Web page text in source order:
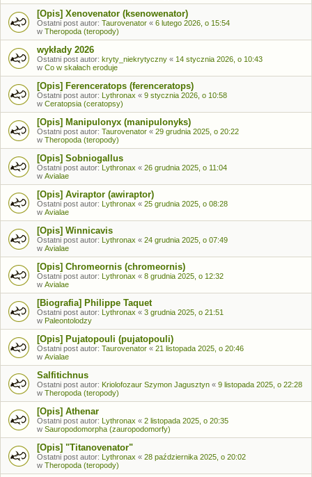
[Opis] Xenovenator (ksenowenator)
Ostatni post autor: Taurovenator « 6 lutego 2026, o 15:54
w Theropoda (teropody)
wykłady 2026
Ostatni post autor: kryty_niekrytyczny « 14 stycznia 2026, o 10:43
w Co w skałach eroduje
[Opis] Ferenceratops (ferenceratops)
Ostatni post autor: Lythronax « 9 stycznia 2026, o 10:58
w Ceratopsia (ceratopsy)
[Opis] Manipulonyx (manipulonyks)
Ostatni post autor: Taurovenator « 29 grudnia 2025, o 20:22
w Theropoda (teropody)
[Opis] Sobniogallus
Ostatni post autor: Lythronax « 26 grudnia 2025, o 11:04
w Avialae
[Opis] Aviraptor (awiraptor)
Ostatni post autor: Lythronax « 25 grudnia 2025, o 08:28
w Avialae
[Opis] Winnicavis
Ostatni post autor: Lythronax « 24 grudnia 2025, o 07:49
w Avialae
[Opis] Chromeornis (chromeornis)
Ostatni post autor: Lythronax « 8 grudnia 2025, o 12:32
w Avialae
[Biografia] Philippe Taquet
Ostatni post autor: Lythronax « 3 grudnia 2025, o 21:51
w Paleontolodzy
[Opis] Pujatopouli (pujatopouli)
Ostatni post autor: Taurovenator « 21 listopada 2025, o 20:46
w Avialae
Salfitichnus
Ostatni post autor: Kriolofozaur Szymon Jagusztyn « 9 listopada 2025, o 22:28
w Theropoda (teropody)
[Opis] Athenar
Ostatni post autor: Lythronax « 2 listopada 2025, o 20:35
w Sauropodomorpha (zauropodomorfy)
[Opis] "Titanovenator"
Ostatni post autor: Lythronax « 28 października 2025, o 20:02
w Theropoda (teropody)